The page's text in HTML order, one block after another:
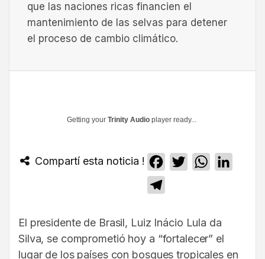
que las naciones ricas financien el
mantenimiento de las selvas para detener
el proceso de cambio climático.
Getting your Trinity Audio player ready...
Compartí esta noticia ! Facebook
TwitterWhatsApp
El presidente de Brasil, Luiz Inácio Lula da
Silva, se comprometió hoy a “fortalecer” el
lugar de los países con bosques tropicales en